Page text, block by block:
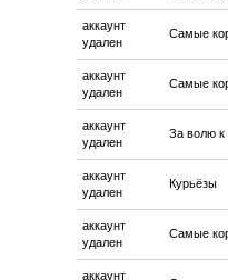
аккаунт
удален
Самые
аккаунт
удален
Самые
аккаунт
удален
За волю к
аккаунт
удален
Курьёзы
аккаунт
удален
Самые
аккаунт